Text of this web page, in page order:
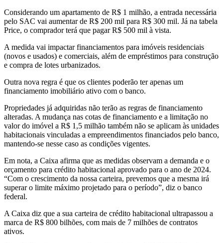
Considerando um apartamento de R$ 1 milhão, a entrada necessária
pelo SAC vai aumentar de R$ 200 mil para R$ 300 mil. Já na tabela
Price, o comprador terá que pagar R$ 500 mil à vista.
A medida vai impactar financiamentos para imóveis residenciais
(novos e usados) e comerciais, além de empréstimos para construção
e compra de lotes urbanizados.
Outra nova regra é que os clientes poderão ter apenas um
financiamento imobiliário ativo com o banco.
Propriedades já adquiridas não terão as regras de financiamento
alteradas. A mudança nas cotas de financiamento e a limitação no
valor do imóvel a R$ 1,5 milhão também não se aplicam às unidades
habitacionais vinculadas a empreendimentos financiados pelo banco,
mantendo-se nesse caso as condições vigentes.
Em nota, a Caixa afirma que as medidas observam a demanda e o
orçamento para crédito habitacional aprovado para o ano de 2024.
“Com o crescimento da nossa carteira, prevemos que a mesma irá
superar o limite máximo projetado para o período”, diz o banco
federal.
A Caixa diz que a sua carteira de crédito habitacional ultrapassou a
marca de R$ 800 bilhões, com mais de 7 milhões de contratos
ativos.